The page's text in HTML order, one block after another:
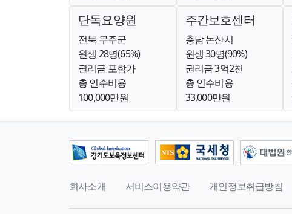
단독요양원
전북 무주군
원생 28명(65%)
권리금 포함가
총 인수비용
100,000만원
주간보호센터
충남 논산시
원생 30명(90%)
권리금 3억2천
총 인수비용
33,000만원
회사소개 서비스이용약관 개인정보취급방침